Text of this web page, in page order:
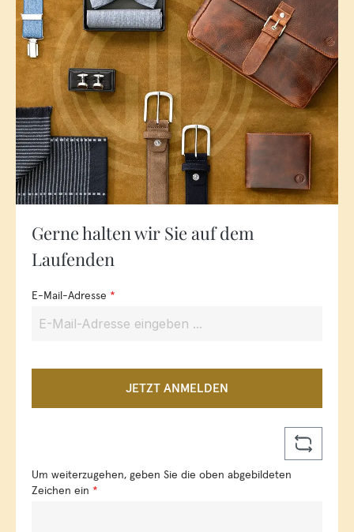
Gerne halten wir Sie auf dem
Laufenden
E-Mail-Adresse *
JETZT ANMELDEN
Um weiterzugehen, geben Sie die oben abgebildeten
Zeichen ein *